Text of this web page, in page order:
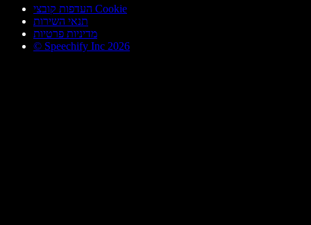
העדפות קובצי Cookie
תנאי השירות
מדיניות פרטיות
© Speechify Inc 2026